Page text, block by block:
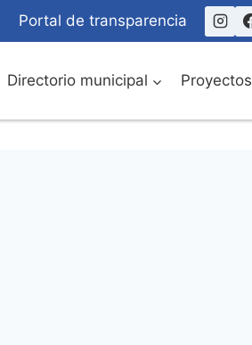
Portal de transparencia
Directorio municipal Proyectos